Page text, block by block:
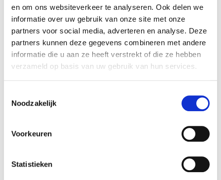
en om ons websiteverkeer te analyseren. Ook delen we
informatie over uw gebruik van onze site met onze
partners voor social media, adverteren en analyse. Deze
partners kunnen deze gegevens combineren met andere
informatie die u aan ze heeft verstrekt of die ze hebben
verzameld op basis van uw gebruik van hun services.
Noodzakelijk
Voorkeuren
Statistieken
Stichting Kibeo is een kinderopvangorganisatie
met meer dan 40 jaar ervaring en meer dan 160
locaties verspreid over Zeeland, Zuid-Holland,
Noord-Brabant, Utrecht en Gelderland. Met ruim
Kibeo betekent de aankoop van 10forKIDS een